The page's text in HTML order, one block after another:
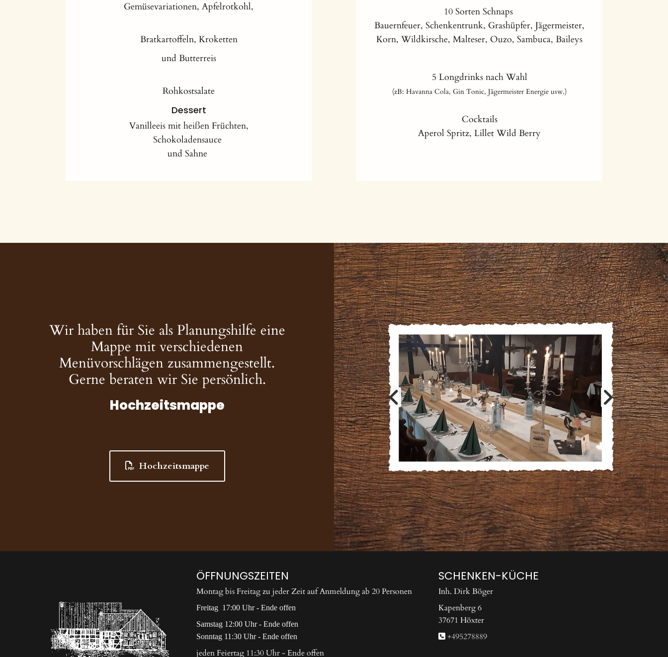
Gemüsevariationen, Apfelrotkohl,
Bratkartoffeln, Kroketten
und Butterreis
Rohkostsalate
Dessert
Vanilleeis mit heißen Früchten,
Schokoladensauce
und Sahne
10 Sorten Schnaps
Bauernfeuer, Schenkentrunk, Grashüpfer, Jägermeister,
Korn, Wildkirsche, Malteser, Ouzo, Sambuca, Baileys
5 Longdrinks nach Wahl
(zB: Havanna Cola, Gin Tonic, Jägermeister Energie usw.)
Cocktails
Aperol Spritz, Lillet Wild Berry
Wir haben für Sie als Planungshilfe eine
Mappe mit verschiedenen
Menüvorschlägen zusammengestellt.
Gerne beraten wir Sie persönlich.
Hochzeitsmappe
Hochzeitsmappe
ÖFFNUNGSZEITEN
Montag bis Freitag zu jeder Zeit auf Anmeldung ab 20 Personen
Freitag 17:00 Uhr - Ende offen
Samstag 12:00 Uhr - Ende offen
Sonntag 11:30 Uhr - Ende offen
jeden Feiertag 11:30 Uhr - Ende offen
SCHENKEN-KÜCHE
Inh. Dirk Böger
Kapenberg 6
37671 Höxter
 +495278889